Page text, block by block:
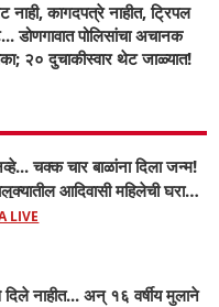
नाही, कागदपत्रे नाहीत, ट्रिपल
डोणगावात पोलिसांचा अचानक
२० दुचाकीस्वार थेट जाळ्यात!
चक्क चार बाळांना दिला जन्म!
आदिवासी महिलेची घरातच
झाली ७ लेकरांची माय ! वैद्यकीय
LIVE
नाहीत... अन् १६ वर्षीय मुलाने